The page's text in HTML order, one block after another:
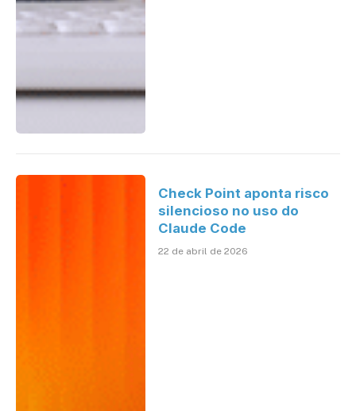
Check Point aponta risco
silencioso no uso do
Claude Code
22 de abril de 2026